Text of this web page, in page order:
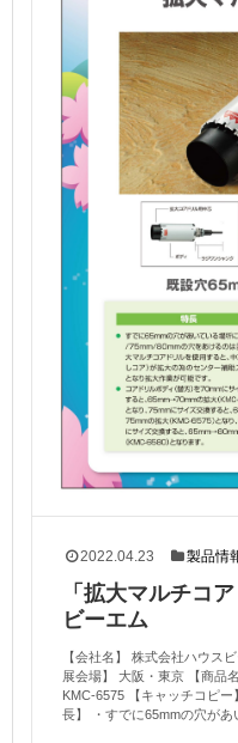
2022.04.23 製品情
「拡大マルチコ
ビーエム
【会社名】 株式会社ハウス
展会場】 大阪・東京 【商品
KMC-6575 【キャッチコピ
長】 ・すでに65mmの穴があ